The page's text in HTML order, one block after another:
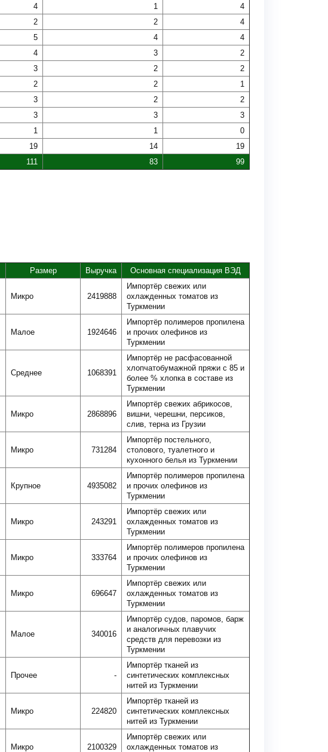
4 1
4
2 2
4
5 4
4
4 3
2
3 2
2
2 2
1
3 2
2
3 3
3
1 1
0
19 14
19
111 83 99
Размер Выручка Основная специализация ВЭД
Микро 2419888
Импортёр свежих или
охлажденных томатов из
Туркмении
Малое 1924646
Импортёр полимеров пропилена
и прочих олефинов из
Туркмении
Среднее 1068391
Импортёр не расфасованной
хлопчатобумажной пряжи с 85 и
более % хлопка в составе из
Туркмении
Микро 2868896
Импортёр свежих абрикосов,
вишни, черешни, персиков,
слив, терна из Грузии
Микро 731284
Импортёр постельного,
столового, туалетного и
кухонного белья из Туркмении
Крупное 4935082
Импортёр полимеров пропилена
и прочих олефинов из
Туркмении
Микро 243291
Импортёр свежих или
охлажденных томатов из
Туркмении
Микро 333764
Импортёр полимеров пропилена
и прочих олефинов из
Туркмении
Микро 696647
Импортёр свежих или
охлажденных томатов из
Туркмении
Малое 340016
Импортёр судов, паромов, барж
и аналогичных плавучих
средств для перевозки из
Туркмении
Прочее -
Импортёр тканей из
синтетических комплексных
нитей из Туркмении
Микро 224820
Импортёр тканей из
синтетических комплексных
нитей из Туркмении
Микро 2100329
Импортёр свежих или
охлажденных томатов из